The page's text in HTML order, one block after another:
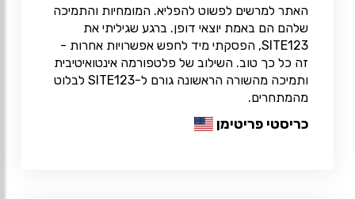
האתר למרשים לפשוט להפליא. המומחיות והתמיכה
שלהם הם באמת יוצאי דופן. ברגע שגיליתי את
SITE123, הפסקתי מיד לחפש אפשרויות אחרות -
זה כל כך טוב. השילוב של פלטפורמה אינטואיטיבית
ותמיכה מהשורה הראשונה גורם ל-SITE123 לבלוט
מהמתחרים.
כריסטי פריטימן